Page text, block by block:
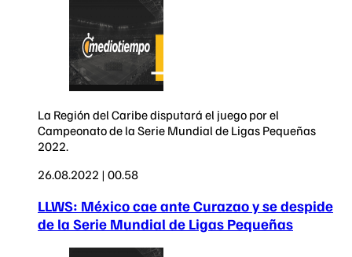
La Región del Caribe disputará el juego por el
Campeonato de la Serie Mundial de Ligas Pequeñas
2022.
26.08.2022 | 00.58
LLWS: México cae ante Curazao y se despide
de la Serie Mundial de Ligas Pequeñas